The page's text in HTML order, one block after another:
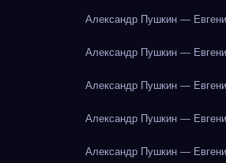
Александр Пушкин —
Александр Пушкин —
Александр Пушкин —
Александр Пушкин —
Александр Пушкин —